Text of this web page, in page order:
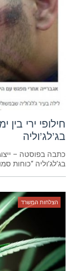
חילופי ירי
בג’לג’וליה
כתבה בפוסטה –
בג’לג’וליה “כוחות
הצלחות המשרד